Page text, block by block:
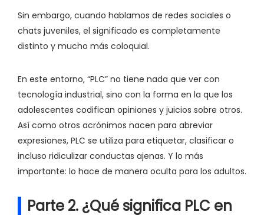
Sin embargo, cuando hablamos de redes sociales o
chats juveniles, el significado es completamente
distinto y mucho más coloquial.
En este entorno, “PLC” no tiene nada que ver con
tecnología industrial, sino con la forma en la que los
adolescentes codifican opiniones y juicios sobre otros.
Así como otros acrónimos nacen para abreviar
expresiones, PLC se utiliza para etiquetar, clasificar o
incluso ridiculizar conductas ajenas. Y lo más
importante: lo hace de manera oculta para los adultos.
Parte 2. ¿Qué significa PLC en